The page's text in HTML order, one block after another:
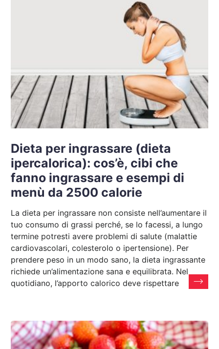
Dieta per ingrassare (dieta
ipercalorica): cos’è, cibi che
fanno ingrassare e esempi di
menù da 2500 calorie
La dieta per ingrassare non consiste nell’aumentare il
tuo consumo di grassi perché, se lo facessi, a lungo
termine potresti avere problemi di salute (malattie
cardiovascolari, colesterolo o ipertensione). Per
prendere peso in un modo sano, la dieta ingrassante
richiede un’alimentazione sana e equilibrata. Nel
quotidiano, l’apporto calorico deve rispettare